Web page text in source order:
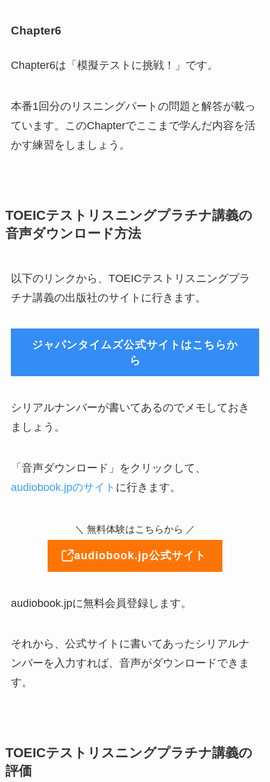
Chapter6
Chapter6は「模擬テストに挑戦！」です。
本番1回分のリスニングパートの問題と解答が載っ
ています。このChapterでここまで学んだ内容を活
かす練習をしましょう。
TOEICテストリスニングプラチナ講義の
音声ダウンロード方法
以下のリンクから、TOEICテストリスニングプラ
チナ講義の出版社のサイトに行きます。
ジャパンタイムズ公式サイトはこちらか
ら
シリアルナンバーが書いてあるのでメモしておき
ましょう。
「音声ダウンロード」をクリックして、
audiobook.jpのサイト に行きます。
＼ 無料体験はこちらから ／
audiobook.jp公式サイト
audiobook.jpに無料会員登録します。
それから、公式サイトに書いてあったシリアルナ
ンバーを入力すれば、音声がダウンロードできま
す。
TOEICテストリスニングプラチナ講義の
評価